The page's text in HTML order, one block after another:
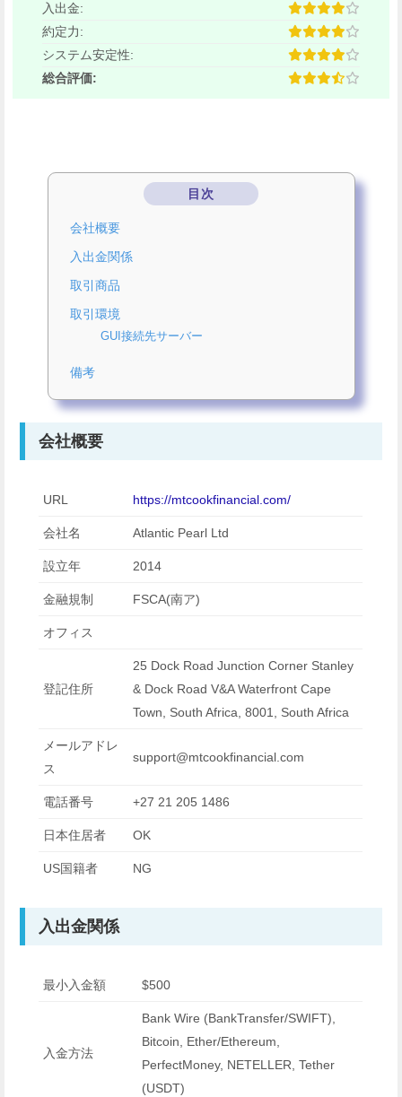
入出金:
約定力:
システム安定性:
総合評価:
目次
会社概要
入出金関係
取引商品
取引環境
GUI接続先サーバー
備考
会社概要
URL https://mtcookfinancial.com/
会社名 Atlantic Pearl Ltd
設立年 2014
金融規制 FSCA(南ア)
オフィス
登記住所
25 Dock Road Junction Corner Stanley
& Dock Road V&A Waterfront Cape
Town, South Africa, 8001, South Africa
メールアドレ
ス
support@mtcookfinancial.com
電話番号 +27 21 205 1486
日本住居者 OK
US国籍者 NG
入出金関係
最小入金額 $500
入金方法
Bank Wire (BankTransfer/SWIFT),
Bitcoin, Ether/Ethereum,
PerfectMoney, NETELLER, Tether
(USDT)